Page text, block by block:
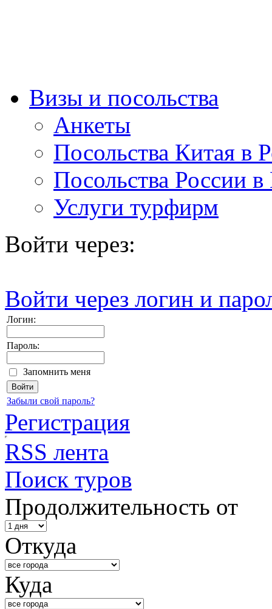
Визы и посольства
Анкеты
Посольства Китая в
Посольства России в
Услуги турфирм
Войти через:
Войти через логин и
Логин:
Пароль:
Запомнить меня
Забыли свой пароль?
Регистрация
RSS лента
Поиск туров
Продолжительность от
Откуда
Куда